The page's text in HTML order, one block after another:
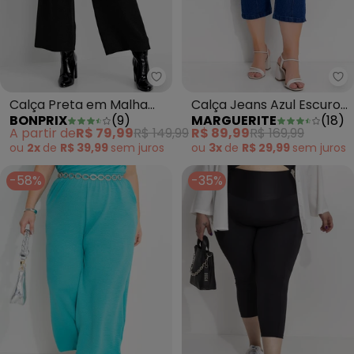
bonprix - Calça Preta em
Calça Preta em Malha
Tricô
BONPRIX (9)
A partir deR$ 79,99R$ 149,99
ou 2x de R$ 39,99 sem juros
Calça Jeans Azul Escuro
em Jeans
MARGUERITE (18)
R$ 89,99R$ 169,99
ou 3x de R$ 29,99 sem juros
-58% -35%